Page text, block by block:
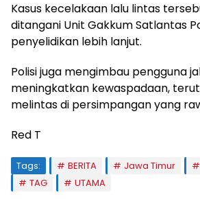
Kasus kecelakaan lalu lintas
ditangani Unit Gakkum Satlantas
penyelidikan lebih lanjut.
Polisi juga mengimbau pengguna
meningkatkan kewaspadaan,
melintas di persimpangan yang
Red T
Tags: BERITA Jawa Timur
TAG
UTAMA